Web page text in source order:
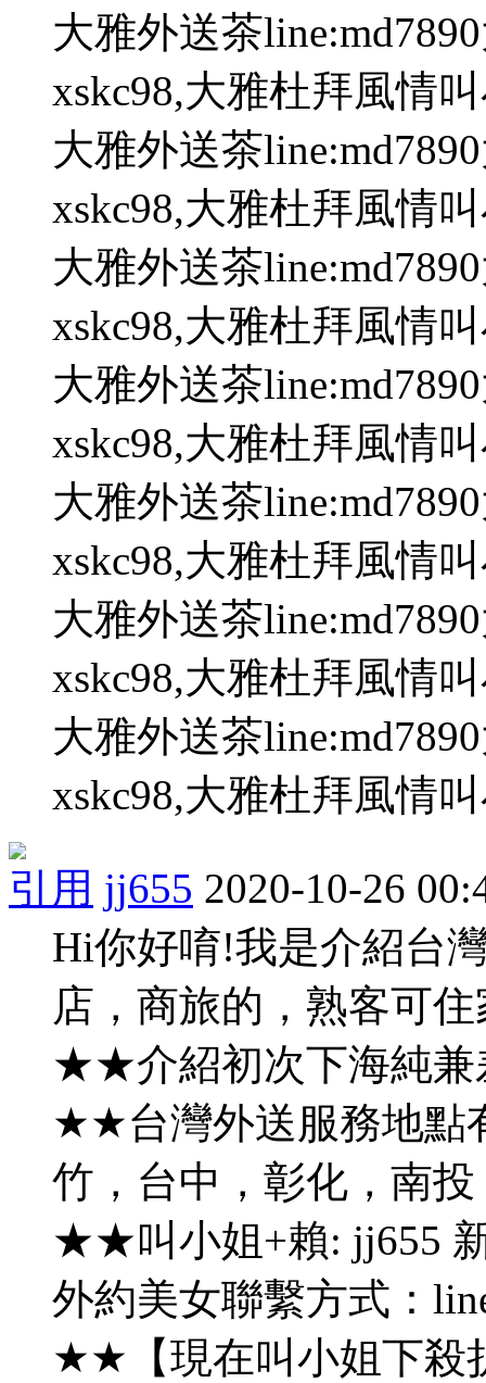
大雅外送茶
xskc98,大雅杜拜風情
大雅外送茶
xskc98,大雅杜拜風情
大雅外送茶
xskc98,大雅杜拜風情
大雅外送茶
xskc98,大雅杜拜風情
大雅外送茶
xskc98,大雅杜拜風情
大雅外送茶
xskc98,大雅杜拜風情
大雅外送茶
xskc98,大雅杜拜風情
引用 jj655 2020-10-26
Hi你好唷!我是介紹台
店，商旅的，熟客可
★★介紹初次下海純兼
★★台灣外送服務地點
竹，台中，彰化，南
★★叫小姐+賴: jj655
外約美女聯繫方式：
★★【現在叫小姐下殺